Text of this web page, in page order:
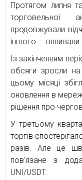
Протягом липня
торговельної
продовжували
іншого — впливали
Із закінченням
обсяги зросли
цьому місяці
оновлення в
рішення про
У третьому
торгів
разів. Але це
пов’язане з
UNI/USDT.